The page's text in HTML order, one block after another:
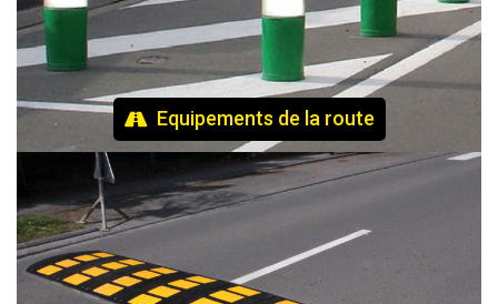
Equipements de la route